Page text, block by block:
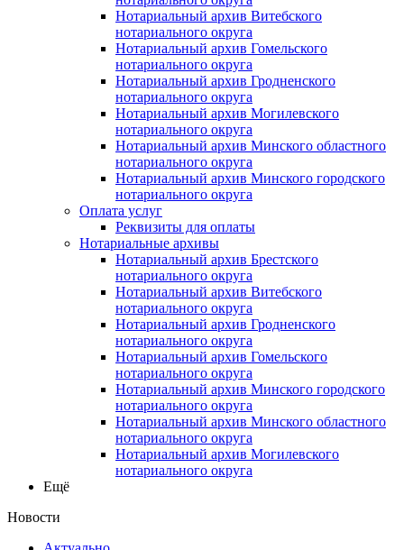
Нотариальный архив Витебского
нотариального округа
Нотариальный архив Гомельского
нотариального округа
Нотариальный архив Гродненского
нотариального округа
Нотариальный архив Могилевского
нотариального округа
Нотариальный архив Минского областного
нотариального округа
Нотариальный архив Минского городского
нотариального округа
Оплата услуг
Реквизиты для оплаты
Нотариальные архивы
Нотариальный архив Брестского
нотариального округа
Нотариальный архив Витебского
нотариального округа
Нотариальный архив Гродненского
нотариального округа
Нотариальный архив Гомельского
нотариального округа
Нотариальный архив Минского городского
нотариального округа
Нотариальный архив Минского областного
нотариального округа
Нотариальный архив Могилевского
нотариального округа
Ещё
Новости